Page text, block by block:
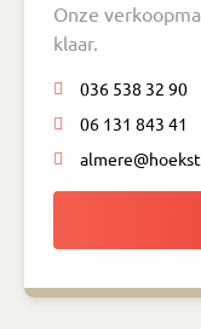
Onze
klaar.
036 538 32 90
06 131 843 41